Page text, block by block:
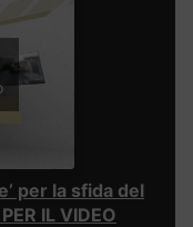
per la sfida del
IL VIDEO